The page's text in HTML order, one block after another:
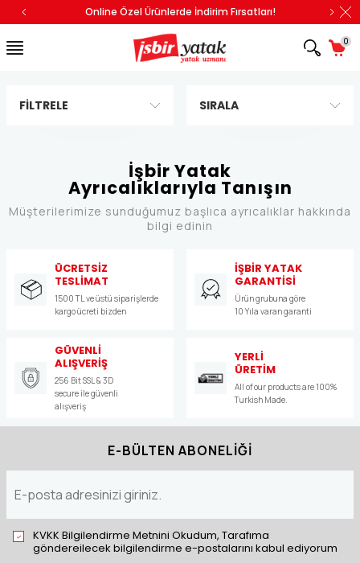
Online Özel Ürünlerde İndirim Fırsatları!
0
FILTRELE SIRALA
İşbir Yatak
Ayrıcalıklarıyla Tanışın
Müşterilerimize sunduğumuz başlıca ayrıcalıklar hakkında
bilgi edinin
ÜCRETSİZ
TESLİMAT
1500 TL ve üstü siparişlerde
kargo ücreti bizden
İŞBİR YATAK
GARANTİSİ
Ürün grubuna göre
10 Yıla varan garanti
GÜVENLİ
ALIŞVERİŞ
256 Bit SSL & 3D
secure ile güvenli
alışveriş
YERLİ
ÜRETİM
All of our products are 100%
Turkish Made.
E-BÜLTEN ABONELİĞİ
KVKK Bilgilendirme Metnini Okudum, Tarafıma
göndereilecek bilgilendirme e-postalarını kabul ediyorum